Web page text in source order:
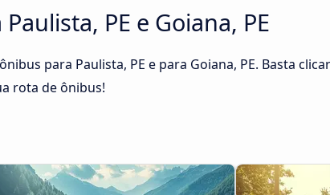
PE e Goiana, PE
para Paulista, PE e para Goiana, PE. Basta
rota de ônibus!